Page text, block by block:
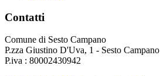
Contatti
Comune di Sesto Campano
P.zza Giustino D'Uva, 1 - Sesto Campano
P.iva : 80002430942